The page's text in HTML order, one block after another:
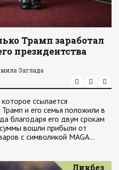
Трамп заработал
президентства
Заглада
ссылается
и его семья положили в
благодаря его двум срокам
вошли прибыли от
с символикой MAGA…
Ликбез